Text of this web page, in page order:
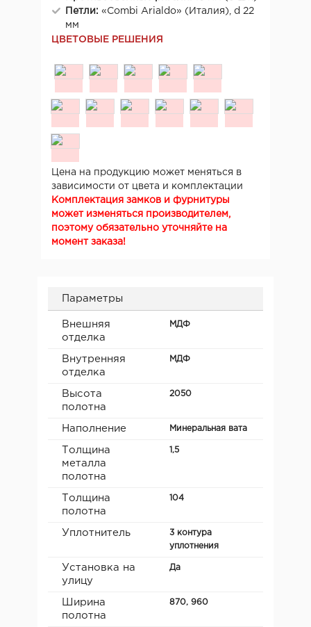
Петли: «Combi Arialdo» (Италия), d 22
мм
ЦВЕТОВЫЕ РЕШЕНИЯ
Цена на продукцию может меняться в
зависимости от цвета и комплектации
Комплектация замков и фурнитуры
может изменяться производителем,
поэтому обязательно уточняйте на
момент заказа!
Параметры
Внешняя
отделка
МДФ
Внутренняя
отделка
МДФ
Высота
полотна
2050
Наполнение Минеральная вата
Толщина
металла
полотна
1,5
Толщина
полотна
104
Уплотнитель
3 контура
уплотнения
Установка на
улицу
Да
Ширина
полотна
870, 960